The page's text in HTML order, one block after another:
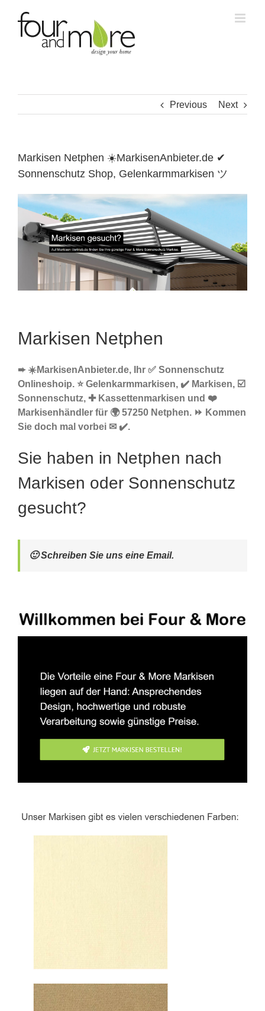
content
Previous Next
Markisen Netphen ☀️MarkisenAnbieter.de ✔
Sonnenschutz Shop, Gelenkarmmarkisen ツ
Markisen Netphen
➨ ☀️MarkisenAnbieter.de, Ihr ✅ Sonnenschutz
Onlineshoip. ⭐ Gelenkarmmarkisen, ✔️ Markisen, ☑️
Sonnenschutz, ✚ Kassettenmarkisen und ❤️
Markisenhändler für 🌍 57250 Netphen. ⏩ Kommen
Sie doch mal vorbei ✉ ✔️.
Sie haben in Netphen nach
Markisen oder Sonnenschutz
gesucht?
🙂 Schreiben Sie uns eine Email.